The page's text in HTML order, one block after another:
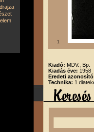
1
Kiadó: MDV., Bp.
Kiadás éve: 1958
Eredeti
Technika: 1